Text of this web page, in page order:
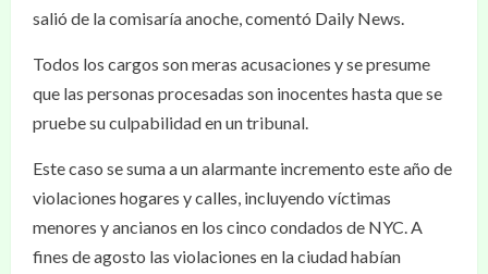
salió de la comisaría anoche, comentó Daily News.
Todos los cargos son meras acusaciones y se presume
que las personas procesadas son inocentes hasta que se
pruebe su culpabilidad en un tribunal.
Este caso se suma a un alarmante incremento este año de
violaciones hogares y calles, incluyendo víctimas
menores y ancianos en los cinco condados de NYC. A
fines de agosto las violaciones en la ciudad habían